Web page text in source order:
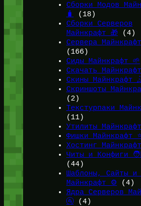
Сборки Модов
🧳
(18)
Сборки Серверов
Майнкрафт 🎁 (4)
Сервера
(166)
Сиды Майнкрафт 🌱
Скачать
Скины Майнкрафт
Скриншоты
(2)
Текстурпаки
(11)
Утилиты
Фишки Майнкрафт
Хостинг
Читы и Конфиги
(44)
Шаблоны, Сайты и
Майнкрафт ⚙️ (4)
Ядра Серверов
🚰(4)